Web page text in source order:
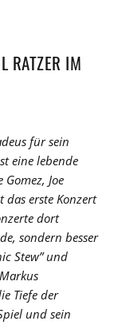
RATZER IM
für sein
eine lebende
Joe
das erste Konzert
dort
sondern besser
Stew” und
Tiefe der
und sein